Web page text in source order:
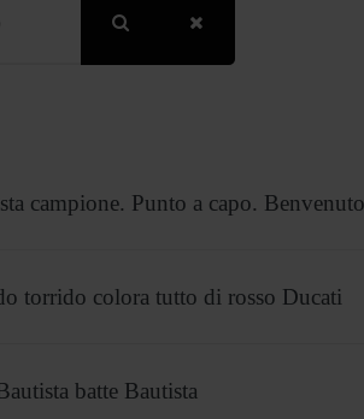
campione. Punto a capo.
torrido colora tutto di rosso Ducati
batte Bautista